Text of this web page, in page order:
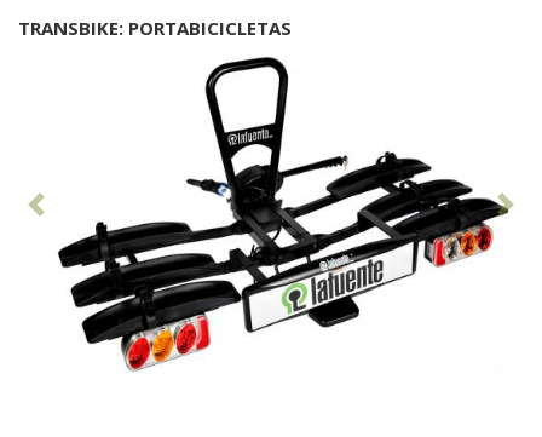
TRANSBIKE: PORTABICICLETAS